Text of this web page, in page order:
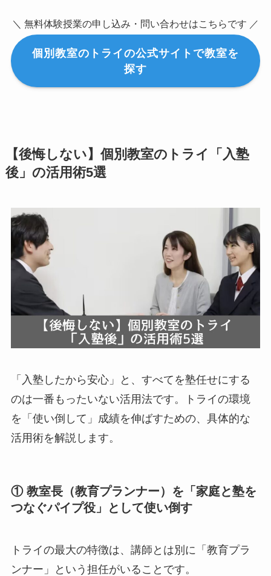
＼ 無料体験授業の申し込み・問い合わせはこちらです ／
個別教室のトライの公式サイトで教室を
探す
【後悔しない】個別教室のトライ「入塾
後」の活用術5選
「入塾したから安心」と、すべてを塾任せにする
のは一番もったいない活用法です。トライの環境
を「使い倒して」成績を伸ばすための、具体的な
活用術を解説します。
① 教室長（教育プランナー）を「家庭と塾を
つなぐパイプ役」として使い倒す
トライの最大の特徴は、講師とは別に「教育プラ
ンナー」という担任がいることです。